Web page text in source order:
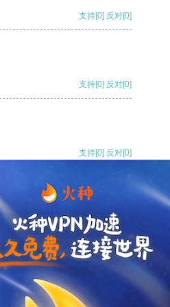
支持[0] 反对[0]
支持[0] 反对[0]
支持[0] 反对[0]
支持[0] 反对
支持